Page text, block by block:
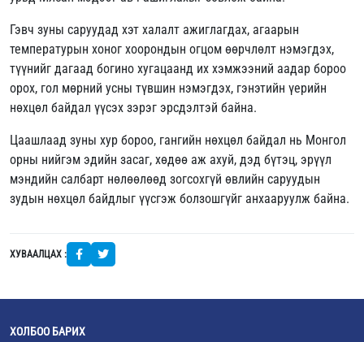
Гэвч зуны саруудад хэт халалт ажиглагдах, агаарын
температурын хоног хоорондын огцом өөрчлөлт нэмэгдэх,
түүнийг дагаад богино хугацаанд их хэмжээний аадар бороо
орох, гол мөрний усны түвшин нэмэгдэх, гэнэтийн үерийн
нөхцөл байдал үүсэх зэрэг эрсдэлтэй байна.
Цаашлаад зуны хур бороо, гангийн нөхцөл байдал нь Монгол
орны нийгэм эдийн засаг, хөдөө аж ахуй, дэд бүтэц, эрүүл
мэндийн салбарт нөлөөлөөд зогсохгүй өвлийн саруудын
зудын нөхцөл байдлыг үүсгэж болзошгүйг анхааруулж байна.
ХУВААЛЦАХ :
ХОЛБОО БАРИХ